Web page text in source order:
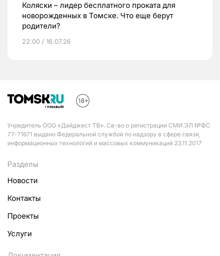
Коляски – лидер бесплатного проката для
новорожденных в Томске. Что еще берут
родители?
22:00 / 16.07.26
Учредитель ООО «Дайджест ТВ». Св-во о регистрации СМИ ЭЛ №ФС
77-71671 выдано Федеральной службой по надзору в сфере связи,
информационных технологий и массовых коммуникаций 23.11.2017
Разделы
Новости
Контакты
Проекты
Услуги